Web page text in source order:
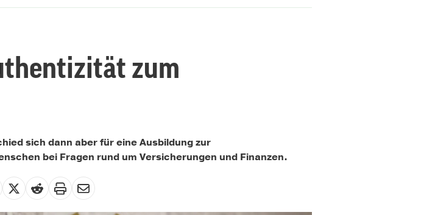
zum
sich dann aber für eine Ausbildung zur
bei Fragen rund um Versicherungen und Finanzen.